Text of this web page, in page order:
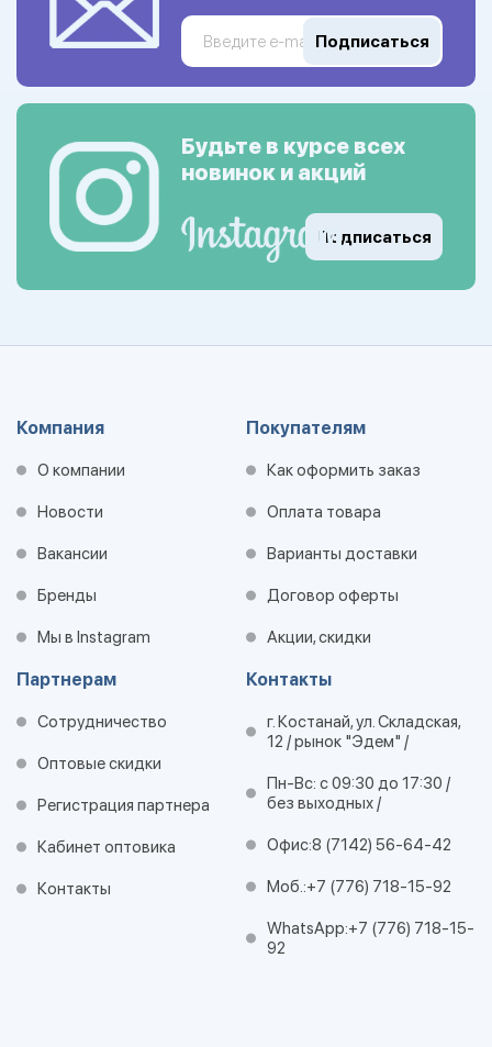
Подписаться
Будьте в курсе всех
новинок и акций
Подписаться
Компания
О компании
Новости
Вакансии
Бренды
Мы в Instagram
Покупателям
Как оформить заказ
Оплата товара
Варианты доставки
Договор оферты
Акции, скидки
Партнерам
Сотрудничество
Оптовые скидки
Регистрация партнера
Кабинет оптовика
Контакты
Контакты
г. Костанай, ул. Складская,
12 / рынок "Эдем" /
Пн-Вс: с 09:30 до 17:30 /
без выходных /
Офис:8 (7142) 56-64-42
Моб.:+7 (776) 718-15-92
WhatsApp:+7 (776) 718-15-
92